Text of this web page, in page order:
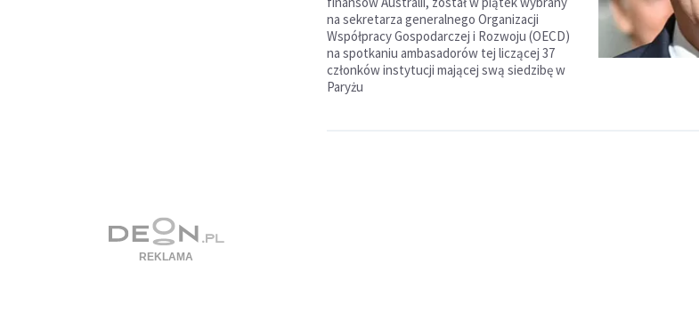
na sekretarza generalnego Organizacji
Współpracy Gospodarczej i Rozwoju (OECD)
na spotkaniu ambasadorów tej liczącej 37
członków instytucji mającej swą siedzibę w
Paryżu